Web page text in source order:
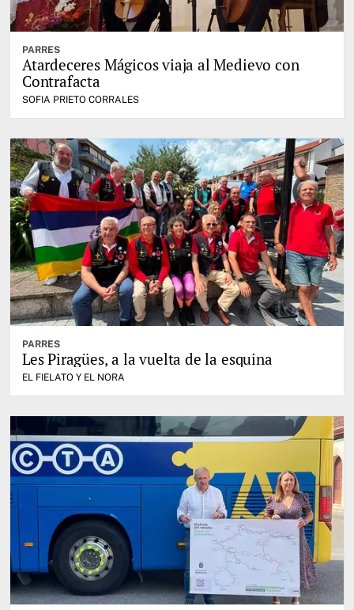
PARRES
Atardeceres Mágicos viaja al Medievo con
Contrafacta
SOFIA PRIETO CORRALES
PARRES
Les Piragües, a la vuelta de la esquina
EL FIELATO Y EL NORA